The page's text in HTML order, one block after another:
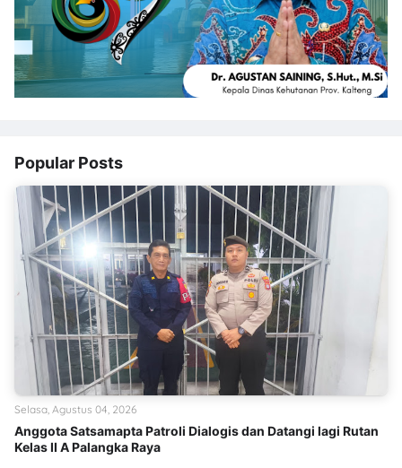
Popular Posts
Anggota Satsamapta Patroli Dialogis dan Datangi lagi Rutan
Kelas II A Palangka Raya
Selasa, Agustus 04, 2026